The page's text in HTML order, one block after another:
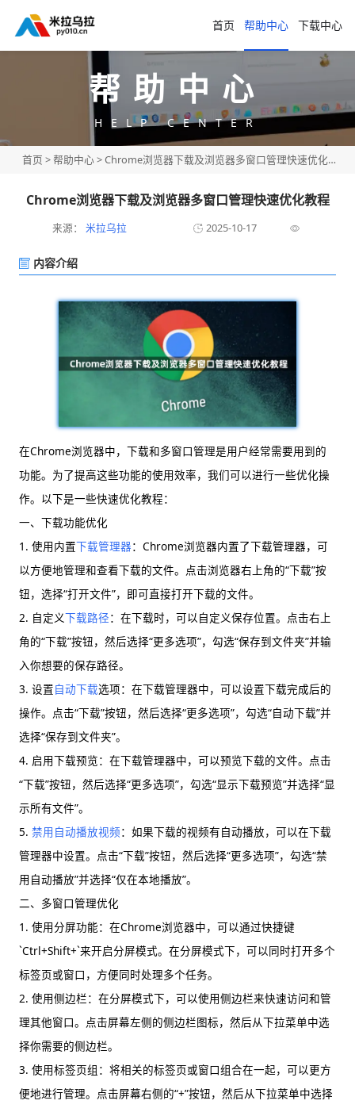
首页 帮助中心 下载中心
帮助中心
HELP CENTER
首页 >帮助中心> Chrome浏览器下载及浏览器多窗口管理快速优化教程
Chrome浏览器下载及浏览器多窗口管理快速优化教程
来源： 米拉乌拉 2025-10-17
内容介绍
在Chrome浏览器中，下载和多窗口管理是用户经常需要用到的
功能。为了提高这些功能的使用效率，我们可以进行一些优化操
作。以下是一些快速优化教程：
一、下载功能优化
1. 使用内置下载管理器：Chrome浏览器内置了下载管理器，可
以方便地管理和查看下载的文件。点击浏览器右上角的“下载”按
钮，选择“打开文件”，即可直接打开下载的文件。
2. 自定义下载路径：在下载时，可以自定义保存位置。点击右上
角的“下载”按钮，然后选择“更多选项”，勾选“保存到文件夹”并输
入你想要的保存路径。
3. 设置自动下载选项：在下载管理器中，可以设置下载完成后的
操作。点击“下载”按钮，然后选择“更多选项”，勾选“自动下载”并
选择“保存到文件夹”。
4. 启用下载预览：在下载管理器中，可以预览下载的文件。点击
“下载”按钮，然后选择“更多选项”，勾选“显示下载预览”并选择“显
示所有文件”。
5. 禁用自动播放视频：如果下载的视频有自动播放，可以在下载
管理器中设置。点击“下载”按钮，然后选择“更多选项”，勾选“禁
用自动播放”并选择“仅在本地播放”。
二、多窗口管理优化
1. 使用分屏功能：在Chrome浏览器中，可以通过快捷键
`Ctrl+Shift+`来开启分屏模式。在分屏模式下，可以同时打开多个
标签页或窗口，方便同时处理多个任务。
2. 使用侧边栏：在分屏模式下，可以使用侧边栏来快速访问和管
理其他窗口。点击屏幕左侧的侧边栏图标，然后从下拉菜单中选
择你需要的侧边栏。
3. 使用标签页组：将相关的标签页或窗口组合在一起，可以更方
便地进行管理。点击屏幕右侧的“+”按钮，然后从下拉菜单中选择